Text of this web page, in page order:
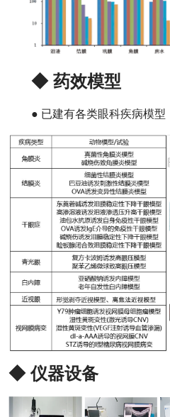
◆ 药效模型
● 已建有各类眼科疾病模型
◆ 仪器设备